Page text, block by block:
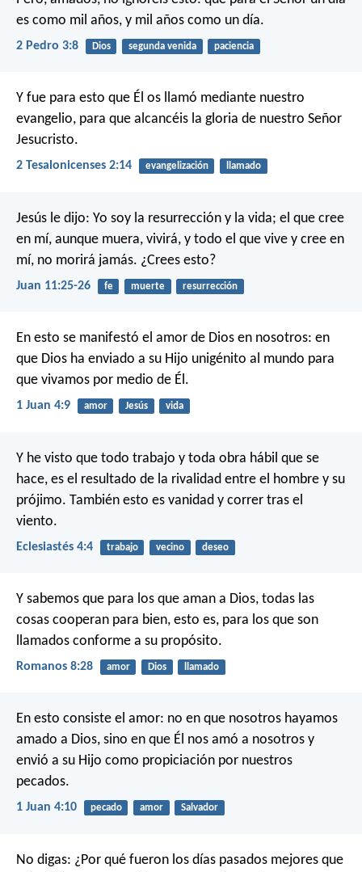
es como mil años, y mil años como un día.
2 Pedro 3:8 Dios segunda venida paciencia
Y fue para esto que Él os llamó mediante nuestro
evangelio, para que alcancéis la gloria de nuestro Señor
Jesucristo.
2 Tesalonicenses 2:14 evangelización llamado
Jesús le dijo: Yo soy la resurrección y la vida; el que cree
en mí, aunque muera, vivirá, y todo el que vive y cree en
mí, no morirá jamás. ¿Crees esto?
Juan 11:25-26 fe muerte resurrección
En esto se manifestó el amor de Dios en nosotros: en
que Dios ha enviado a su Hijo unigénito al mundo para
que vivamos por medio de Él.
1 Juan 4:9 amor Jesús vida
Y he visto que todo trabajo y toda obra hábil que se
hace, es el resultado de la rivalidad entre el hombre y su
prójimo. También esto es vanidad y correr tras el
viento.
Eclesiastés 4:4 trabajo vecino deseo
Y sabemos que para los que aman a Dios, todas las
cosas cooperan para bien, esto es, para los que son
llamados conforme a su propósito.
Romanos 8:28 amor Dios llamado
En esto consiste el amor: no en que nosotros hayamos
amado a Dios, sino en que Él nos amó a nosotros y
envió a su Hijo como propiciación por nuestros
pecados.
1 Juan 4:10 pecado amor Salvador
No digas: ¿Por qué fueron los días pasados mejores que